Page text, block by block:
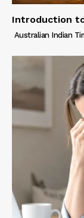
Introduction
Australian Indian